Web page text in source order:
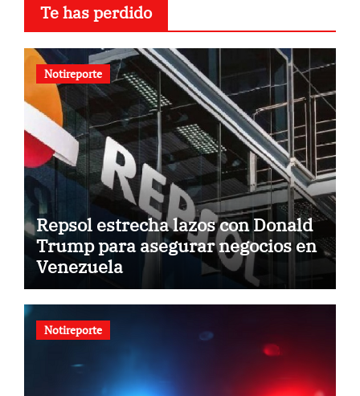
Te has perdido
Notireporte
Repsol estrecha lazos con Donald
Trump para asegurar negocios en
Venezuela
Notireporte